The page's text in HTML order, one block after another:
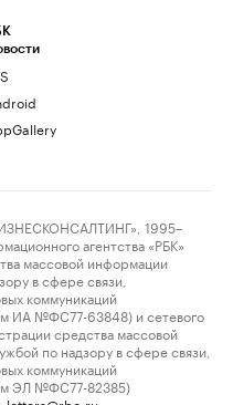
1995–
агентства «РБК»
массовой информации
в сфере связи,
коммуникаций
ИА №ФС77-63848) и сетевого
средства массовой
по надзору в сфере связи,
коммуникаций
ЭЛ №ФС77-82385)